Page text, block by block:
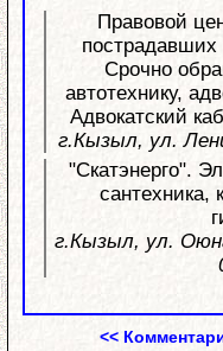
Правовой
Срочно
автотехнику,
Адвокатский
г.Кызыл, ул.
"Скатэнерго".
сантехника,
г.Кызыл, ул.
<<